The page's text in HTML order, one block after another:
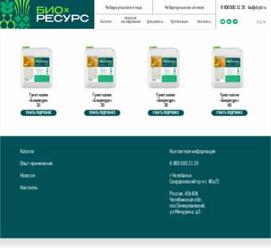
Чебаркульская птица Чебаркульские семена 8 800 500 31 20 bio@chpt.ru
Каталог
Научные
исследования Документы Публикации Контакты
Гумат калия
«Биоресурс»
10
УЗНАТЬ ПОДРОБНЕЕ
Гумат калия
«Биоресурс»
20
УЗНАТЬ ПОДРОБНЕЕ
Гумат калия
«Биоресурс»
30
УЗНАТЬ ПОДРОБНЕЕ
Гумат калия
«Биоресурс»
60
УЗНАТЬ ПОДРОБНЕЕ
Каталог
Опыт применения
Новости
Контакты
Контактная информация
8 800 500 31 20
г.Челябинск
Свердловский пр-кт, 40а/2
Россия, 456404,
Челябинская обл.,
пос.Тимирязевский,
ул.Мичурина, д.3.